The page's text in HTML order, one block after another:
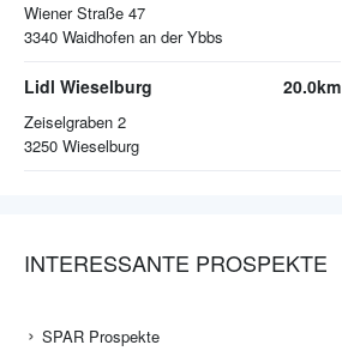
Wiener Straße 47
3340 Waidhofen an der Ybbs
Lidl Wieselburg
Zeiselgraben 2
3250 Wieselburg
20.0km
INTERESSANTE PROSPEKTE
SPAR Prospekte